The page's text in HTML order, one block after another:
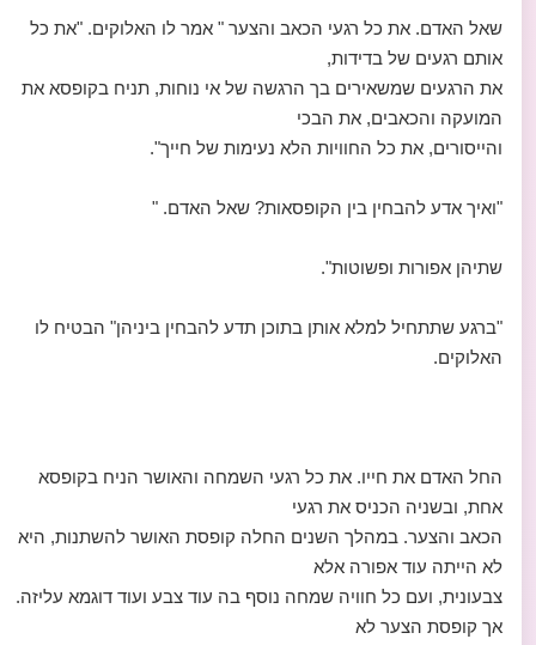
שאל האדם. את כל רגעי הכאב והצער " אמר לו האלוקים. "את כל
אותם רגעים של בדידות,
את הרגעים שמשאירים בך הרגשה של אי נוחות, תניח בקופסא את
המועקה והכאבים, את הבכי
והייסורים, את כל החוויות הלא נעימות של חייך".
"ואיך אדע להבחין בין הקופסאות? שאל האדם. "
שתיהן אפורות ופשוטות".
"ברגע שתתחיל למלא אותן בתוכן תדע להבחין ביניהן" הבטיח לו
האלוקים.
החל האדם את חייו. את כל רגעי השמחה והאושר הניח בקופסא
אחת, ובשניה הכניס את רגעי
הכאב והצער. במהלך השנים החלה קופסת האושר להשתנות, היא
לא הייתה עוד אפורה אלא
צבעונית, ועם כל חוויה שמחה נוסף בה עוד צבע ועוד דוגמא עליזה.
אך קופסת הצער לא